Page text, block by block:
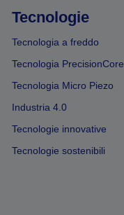
Tecnologie
Tecnologia a freddo
Tecnologia PrecisionCore
Tecnologia Micro Piezo
Industria 4.0
Tecnologie innovative
Tecnologie sostenibili